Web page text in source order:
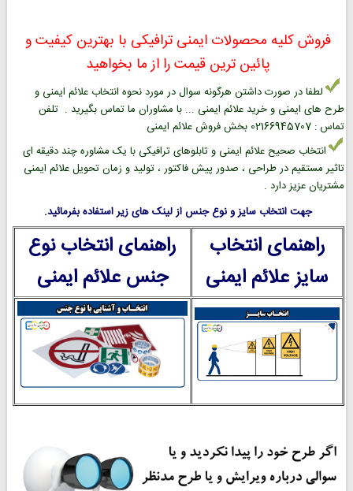
فروش کلیه محصولات ایمنی ترافیکی با بهترین کیفیت و
پائین ترین قیمت را از ما بخواهید
لطفا در صورت داشتن هرگونه سوال در مورد نحوه انتخاب علائم ایمنی و
طرح های ایمنی و خرید علائم ایمنی ... با مشاوران ما تماس بگیرید . تلفن
تماس : 02166945707 بخش فروش علائم ایمنی
انتخاب صحیح علائم ایمنی و تابلوهای ترافیکی با یک مشاوره چند دقیقه ای
تاثیر مستقیم در طراحی ، صدور پیش فاکتور ، تولید و زمان تحویل علائم ایمنی
مشتریان عزیز دارد .
جهت انتخاب سایز و نوع جنس از لینک های زیر استفاده بفرمائید.
راهنمای انتخاب
سایز علائم ایمنی
راهنمای انتخاب نوع
جنس علائم ایمنی